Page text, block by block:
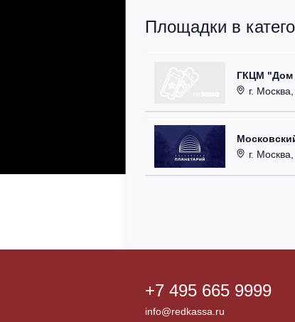
Площадки в
ГКЦМ "Дом
г.
г. Москва,
+7 495 665 9999
info@redkassa.ru